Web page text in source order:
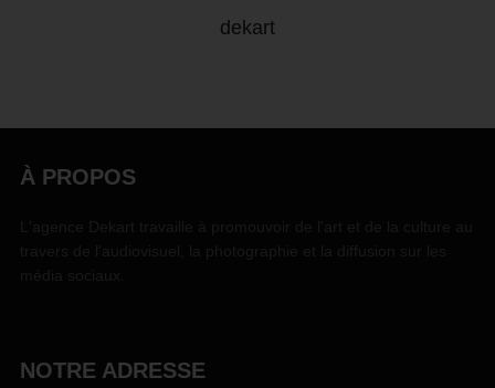
dekart
À PROPOS
NOTRE ADRESSE